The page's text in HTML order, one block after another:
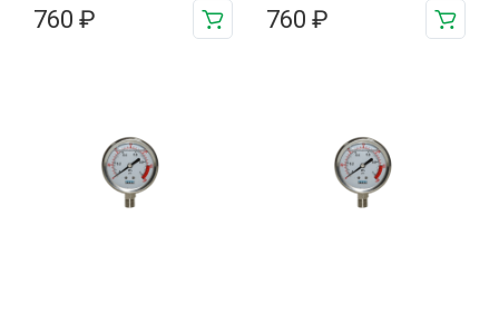
760 ₽ 760 ₽